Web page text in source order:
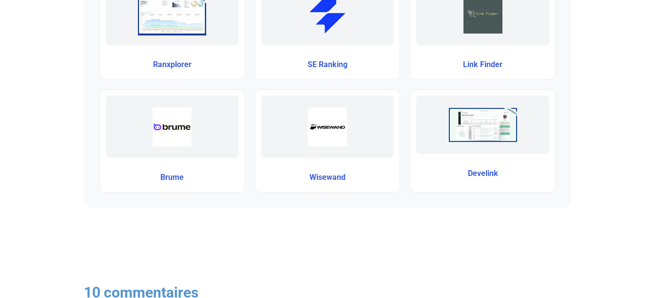
Ranxplorer SE Ranking Link Finder
Brume Wisewand Develink
10 commentaires